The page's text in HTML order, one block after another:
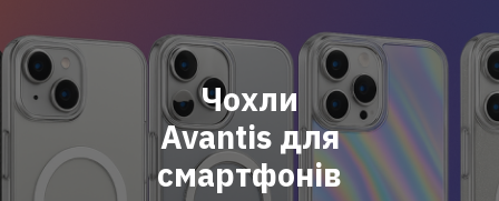
Чохли
Avantis для
смартфонів